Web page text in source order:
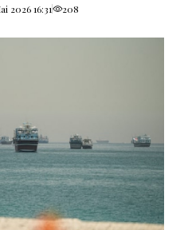
2026 16:31 208